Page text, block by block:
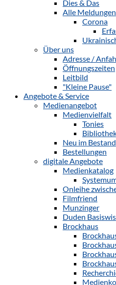
Dies & Das
Alle Meldungen
Corona
Über uns
Adresse /
Öffnungszeiten
Leitbild
"Kleine Pause"
Angebote & Service
Medienangebot
Medienvielfalt
Tonies
Neu im Bestand
Bestellungen
digitale Angebote
Medienkatalog
Onleihe
Filmfriend
Munzinger
Duden
Brockhaus